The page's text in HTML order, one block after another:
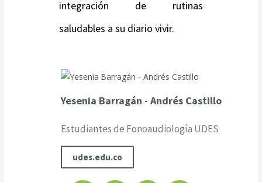
integración de rutinas
saludables a su diario vivir.
Yesenia Barragán - Andrés Castillo
Estudiantes de Fonoaudiología UDES
udes.edu.co